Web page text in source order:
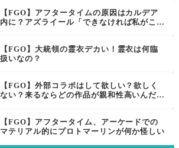
【FGO】アフタータイムの原因はカルデア
内に？アズライール「できなければ私がここ
【FGO】大統領の霊衣デカい！霊衣は何臨
扱いなの？
【FGO】外部コラボはして欲しい？欲しく
ない？来るならどの作品が親和性高いんだろ
【FGO】アフタータイム、アーケードでの
マテリアル的にプロトマーリンが何か怪しい